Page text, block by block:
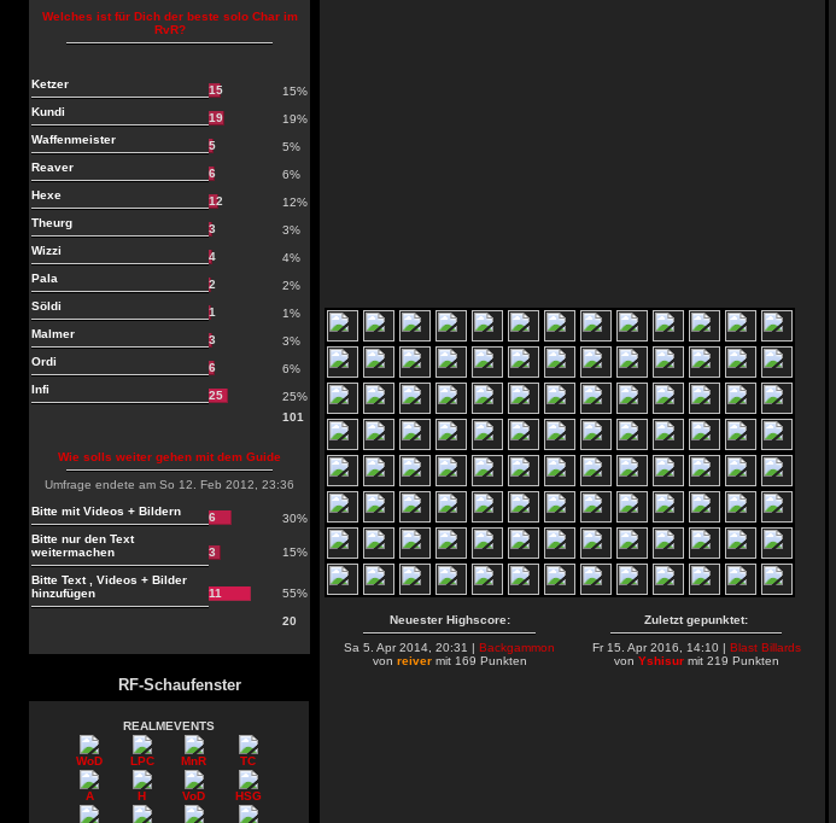
Welches ist für Dich der beste solo Char im
RvR?
Ketzer 15
15%
Kundi
19
19%
Waffenmeister
5
5%
Reaver
6
6%
Hexe
12
12%
Theurg
3
3%
Wizzi
4
4%
Pala
2
2%
Söldi
1
1%
Malmer
3
3%
Ordi
6
6%
Infi
25
25%
101
Wie solls weiter gehen mit dem Guide
Umfrage endete am So 12. Feb 2012, 23:36
Bitte mit Videos + Bildern
6
30%
Bitte nur den Text
weitermachen
3 15%
Bitte Text , Videos + Bilder
hinzufügen
11 55%
20
RF-Schaufenster
REALMEVENTS
WoD LPC MnR TC
A H VoD HSG
Neuester Highscore:
Sa 5. Apr 2014, 20:31 | Backgammon
von reivermit 169 Punkten
Zuletzt gepunktet:
Fr 15. Apr 2016, 14:10 | Blast Billards
von Yshisurmit 219 Punkten